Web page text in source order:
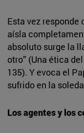
Esta vez responde
aísla
absoluto surge la
otro” (Una ética
135). Y evoca el
sufrido en la
Los agentes y los